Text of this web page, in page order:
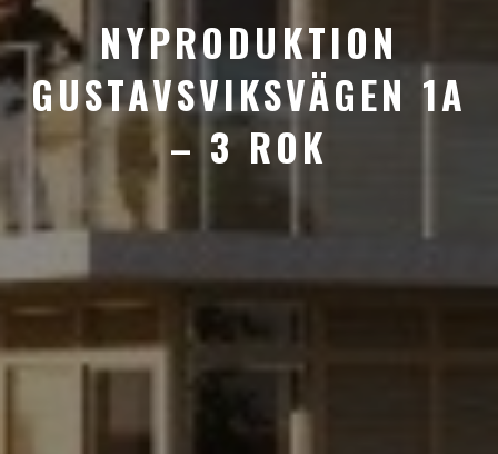
NYPRODUKTION
GUSTAVSVIKSVÄGEN 1A
– 3 ROK